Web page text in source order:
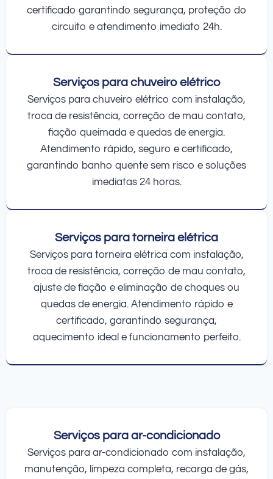
certificado garantindo segurança, proteção do
circuito e atendimento imediato 24h.
Serviços para chuveiro elétrico
Serviços para chuveiro elétrico com instalação,
troca de resistência, correção de mau contato,
fiação queimada e quedas de energia.
Atendimento rápido, seguro e certificado,
garantindo banho quente sem risco e soluções
imediatas 24 horas.
Serviços para torneira elétrica
Serviços para torneira elétrica com instalação,
troca de resistência, correção de mau contato,
ajuste de fiação e eliminação de choques ou
quedas de energia. Atendimento rápido e
certificado, garantindo segurança,
aquecimento ideal e funcionamento perfeito.
Serviços para ar-condicionado
Serviços para ar-condicionado com instalação,
manutenção, limpeza completa, recarga de gás,